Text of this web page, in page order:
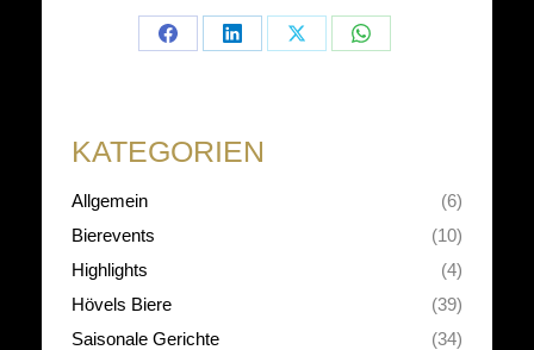
Share
Share
Share
Share
KATEGORIEN
Allgemein
(6)
Bierevents
(10)
Highlights
(4)
Hövels Biere
(39)
Saisonale Gerichte
(34)